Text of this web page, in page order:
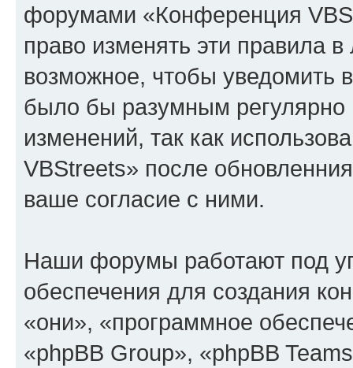
форумами «Конференция
право изменять эти правила
возможное, чтобы уведомить
было бы разумным регулярно
изменений, так как
VBStreets» после
ваше согласие с ними.
Наши форумы работают под
обеспечения для создания
«они», «программное
«phpBB Group», «phpBB